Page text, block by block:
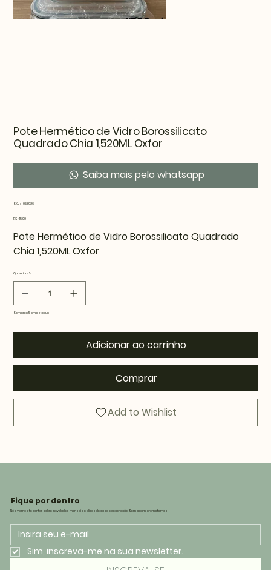
Pote Hermético de Vidro Borossilicato
Quadrado Chia 1,520ML Oxfor
Saiba mais pelo whatsapp
SKU: SKU
058926
Preço
R$ 45,00
Pote Hermético de Vidro Borossilicato Quadrado
Chia 1,520ML Oxfor
Quantidade
Somente 5 em estoque
Adicionar ao carrinho
Comprar
Add to Wishlist
Fique por dentro
Nós vamos te contar sobre novidades mensais e dicas de casa e decoração. Sem spam, prometemos.
Sim, inscreva-me na sua newsletter.